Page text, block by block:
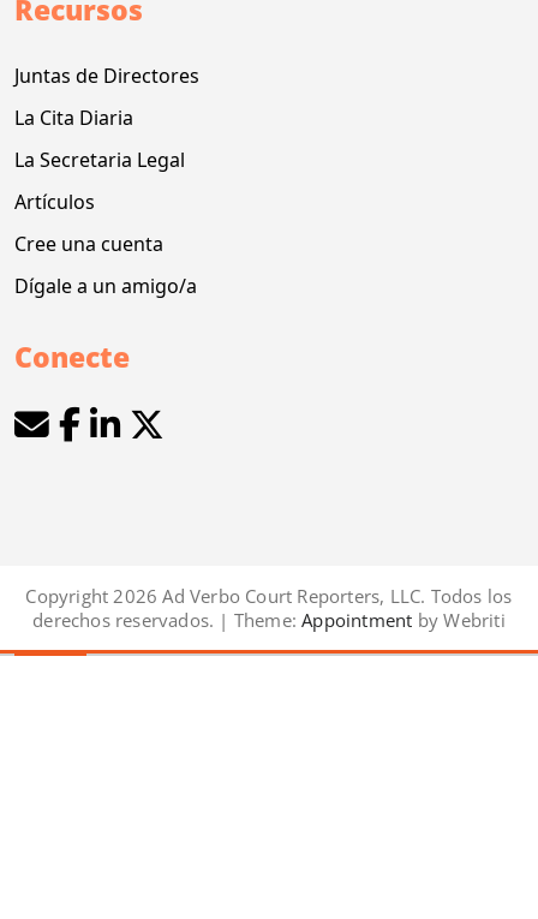
Recursos
Juntas de Directores
La Cita Diaria
La Secretaria Legal
Artículos
Cree una cuenta
Dígale a un amigo/a
Conecte
Copyright 2026 Ad Verbo Court Reporters, LLC. Todos los
derechos reservados. | Theme: Appointment by Webriti